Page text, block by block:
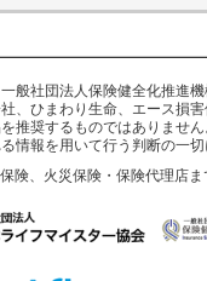
般社団法人保険健全化推
、ひまわり生命、エース損
推奨するものではありま
報を用いて行う判断の一
険、火災保険・保険代理店